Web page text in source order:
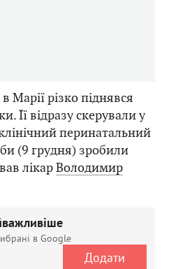
Марії різко піднявся
Її відразу скерували у
перинатальний
(9 грудня) зробили
лікарВолодимир
в Google
Додати